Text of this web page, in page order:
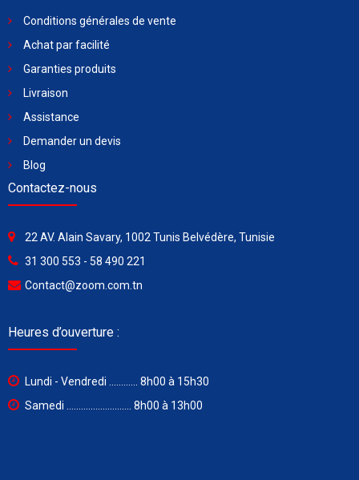
Conditions générales de vente
Achat par facilité
Garanties produits
Livraison
Assistance
Demander un devis
Blog
Contactez-nous
22 AV. Alain Savary, 1002 Tunis Belvédère, Tunisie
31 300 553 - 58 490 221
Contact@zoom.com.tn
Heures d’ouverture :
Lundi - Vendredi ............ 8h00 à 15h30
Samedi ........................... 8h00 à 13h00